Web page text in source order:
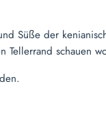
Süße der
schauen